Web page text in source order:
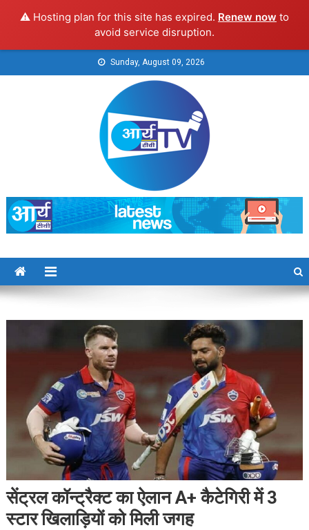
⚠️ Hosting plan for this site has expired. Renew now to
avoid service disruption.
to
Sunday, August 09, 2026
Arya TV
सेंट्रल कॉन्ट्रैक्ट का ऐलान A+ कैटेगिरी में 3
स्टार खिलाड़ियों को मिली जगह